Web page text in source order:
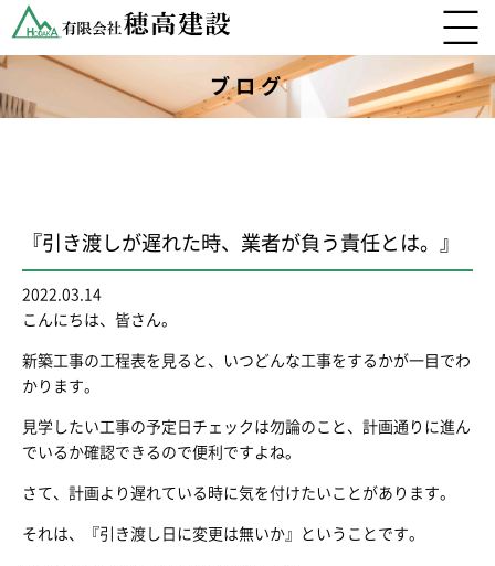
ブログ
『引き渡しが遅れた時、業者が負う責任とは。』
2022.03.14
こんにちは、皆さん。
新築工事の工程表を見ると、いつどんな工事をするかが一目でわ
かります。
見学したい工事の予定日チェックは勿論のこと、計画通りに進ん
でいるか確認できるので便利ですよね。
さて、計画より遅れている時に気を付けたいことがあります。
それは、『引き渡し日に変更は無いか』ということです。